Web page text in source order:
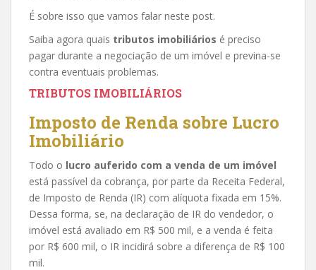
É sobre isso que vamos falar neste post.
Saiba agora quais tributos imobiliários é preciso
pagar durante a negociação de um imóvel e previna-se
contra eventuais problemas.
TRIBUTOS IMOBILIÁRIOS
Imposto de Renda sobre Lucro
Imobiliário
Todo o lucro auferido com a venda de um imóvel
está passível da cobrança, por parte da Receita Federal,
de Imposto de Renda (IR) com alíquota fixada em 15%.
Dessa forma, se, na declaração de IR do vendedor, o
imóvel está avaliado em R$ 500 mil, e a venda é feita
por R$ 600 mil, o IR incidirá sobre a diferença de R$ 100
mil.